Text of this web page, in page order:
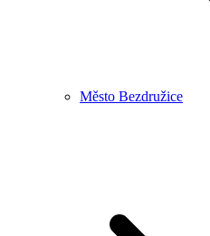
Město Bezdružice